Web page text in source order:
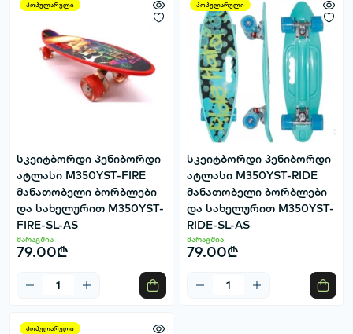
პოპულარული
სკეიტბორდი პენიბორდი
ატლასი M350YST-FIRE
მანათობელი ბორბლები
და სახელურით M350YST-
FIRE-SL-AS
მარაგშია
79.00₾
პოპულარული
სკეიტბორდი პენიბორდი
ატლასი M350YST-RIDE
მანათობელი ბორბლები
და სახელურით M350YST-
RIDE-SL-AS
მარაგშია
79.00₾
პოპულარული